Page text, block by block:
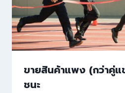
ขายสินค้าแพง (กว่าคู่แ
ชนะ